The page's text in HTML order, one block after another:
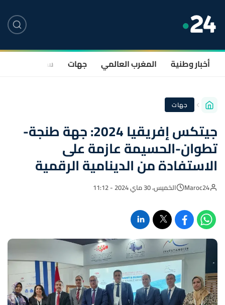
أخبار وطنية المغرب العالمي جهات سياسة
جهات
جيتكس إفريقيا 2024: جهة طنجة-
تطوان-الحسيمة عازمة على
الاستفادة من الدينامية الرقمية
Maroc24 الخميس، 30 ماي 2024 - 11:12